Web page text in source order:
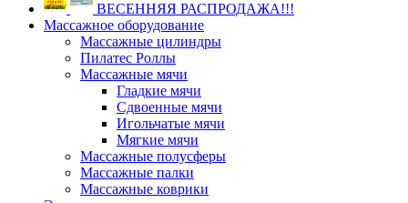
ВЕСЕННЯЯ РАСПРОДАЖА!!!
Массажное оборудование
Массажные цилиндры
Пилатес Роллы
Массажные мячи
Гладкие мячи
Сдвоенные мячи
Игольчатые мячи
Мягкие мячи
Массажные полусферы
Массажные палки
Массажные коврики